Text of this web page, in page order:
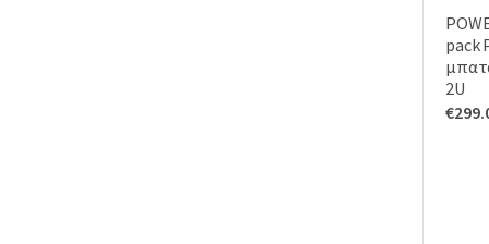
pack
2U
€